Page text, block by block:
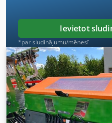
Ievietot
*par sludinājumu/mēnesī